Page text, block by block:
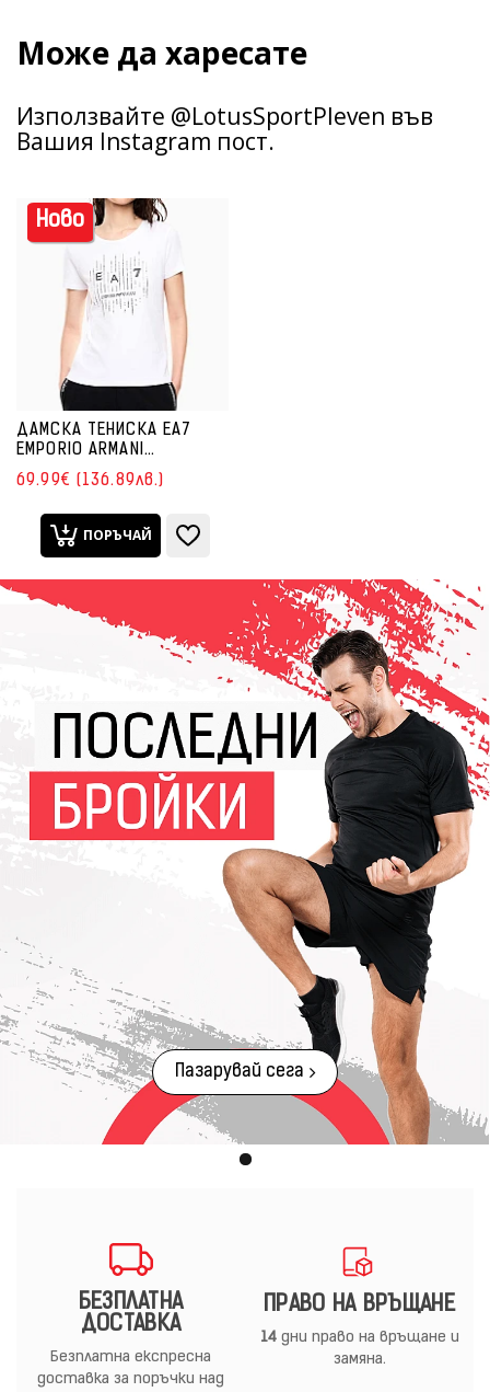
Може да харесате
Използвайте @LotusSportPleven във
Вашия Instagram пост.
Ново
ДАМСКА ТЕНИСКА EA7
EMPORIO ARMANI
7W001097-U0002 LOGO
SERIES W TEE SS LETTERS
CROSSOVER БЯЛА
69.99€ (136.89лв.)
ПОРЪЧАЙ
Пазарувай сега
БЕЗПЛАТНА
ДОСТАВКА
Безплатна експресна
доставка за поръчки над
ПРАВО НА ВРЪЩАНЕ
14дни право на връщане и
замяна.